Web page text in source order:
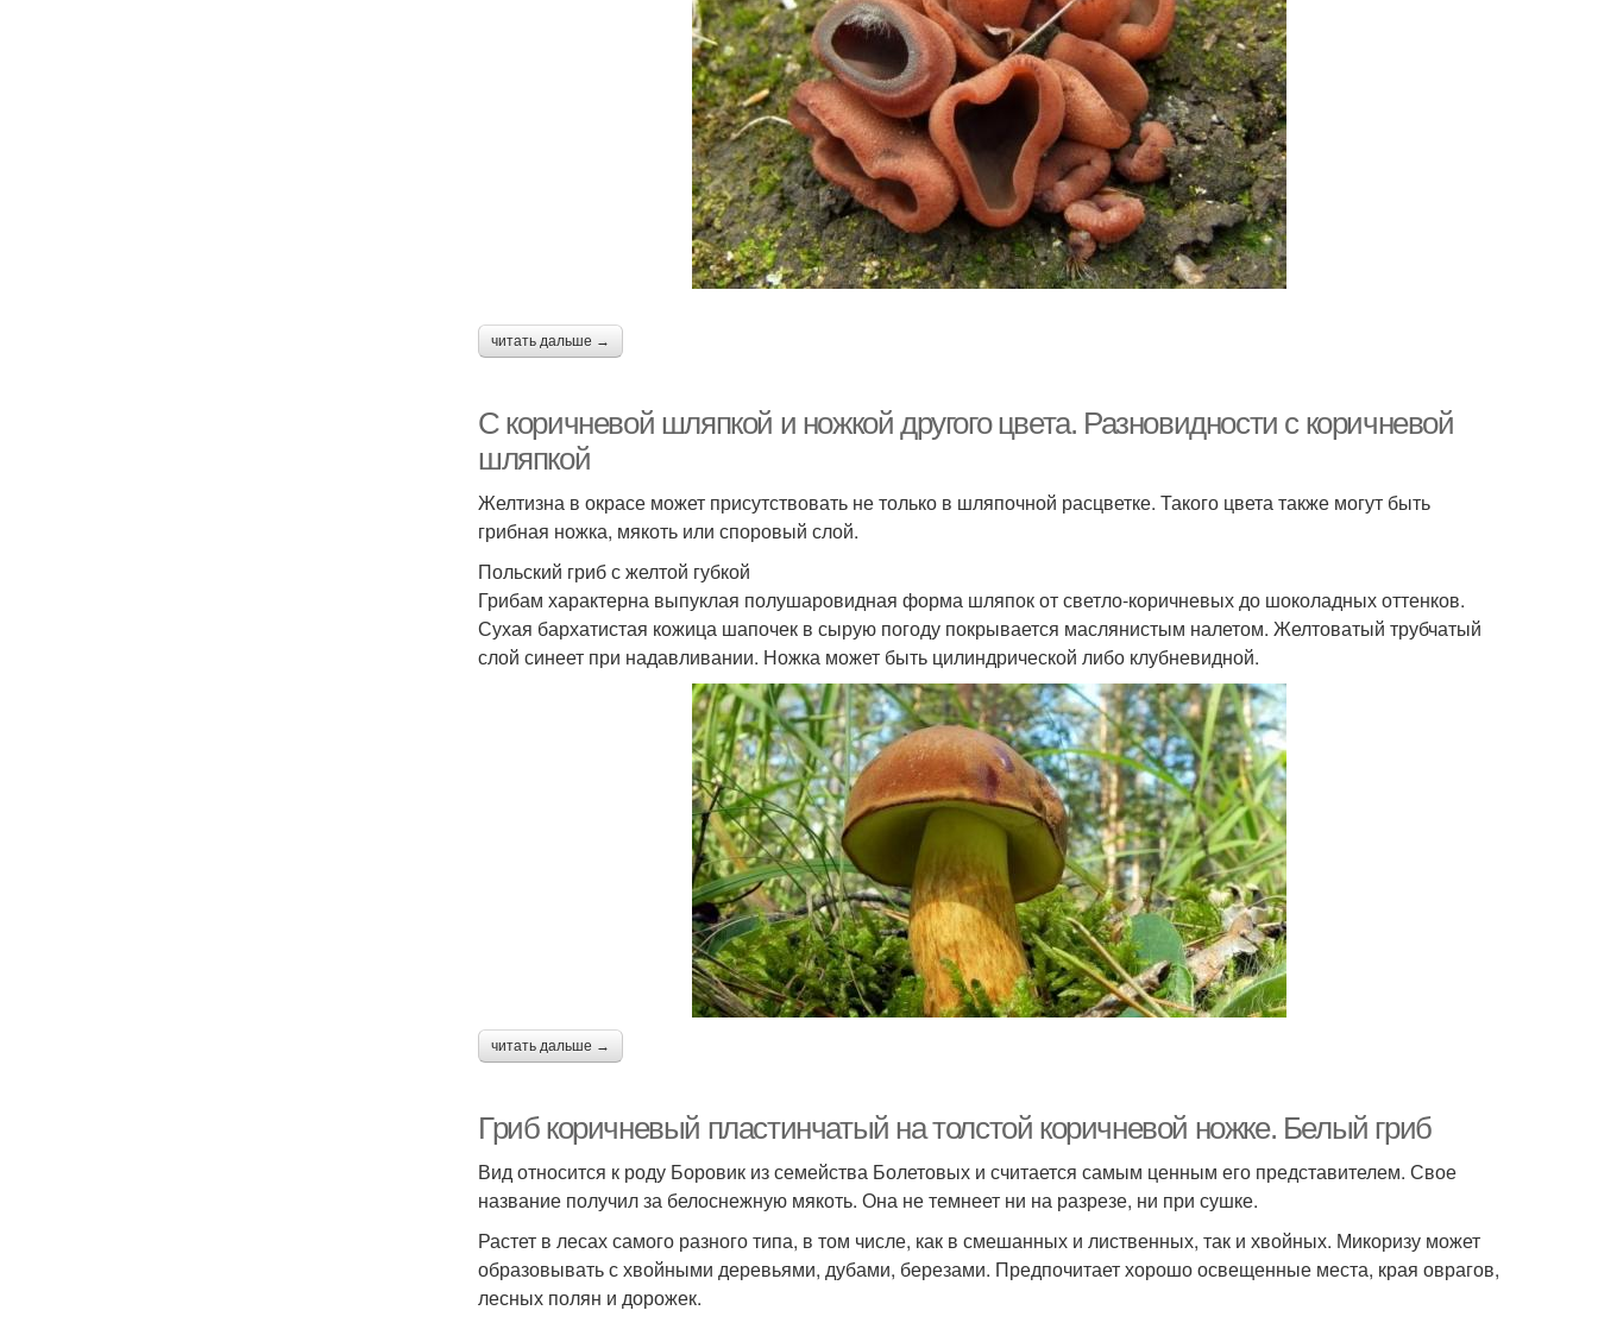
читать дальше →
С коричневой шляпкой и ножкой другого цвета. Разновидности с коричневой
шляпкой
Желтизна в окрасе может присутствовать не только в шляпочной расцветке. Такого цвета также могут быть
грибная ножка, мякоть или споровый слой.
Польский гриб с желтой губкой
Грибам характерна выпуклая полушаровидная форма шляпок от светло-коричневых до шоколадных оттенков.
Сухая бархатистая кожица шапочек в сырую погоду покрывается маслянистым налетом. Желтоватый трубчатый
слой синеет при надавливании. Ножка может быть цилиндрической либо клубневидной.
читать дальше →
Гриб коричневый пластинчатый на толстой коричневой ножке. Белый гриб
Вид относится к роду Боровик из семейства Болетовых и считается самым ценным его представителем. Свое
название получил за белоснежную мякоть. Она не темнеет ни на разрезе, ни при сушке.
Растет в лесах самого разного типа, в том числе, как в смешанных и лиственных, так и хвойных. Микоризу может
образовывать с хвойными деревьями, дубами, березами. Предпочитает хорошо освещенные места, края оврагов,
лесных полян и дорожек.